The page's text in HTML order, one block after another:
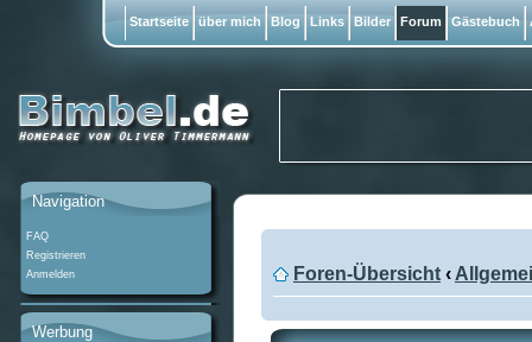
Foren-Übersicht ‹
Navigation
FAQ
Registrieren
Anmelden
Werbung
Startseite über mich Blog Links Bilder Forum Gästebuch